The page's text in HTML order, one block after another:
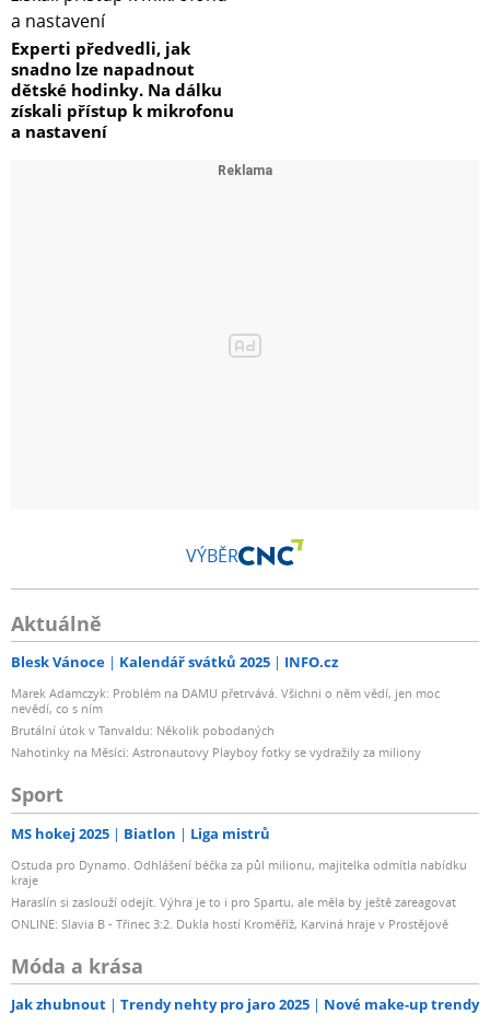
Experti předvedli, jak
snadno lze napadnout
dětské hodinky. Na dálku
získali přístup k mikrofonu
a nastavení
VÝBĚR
Aktuálně
Blesk Vánoce Kalendář svátků 2025 INFO.cz
Marek Adamczyk: Problém na DAMU přetrvává. Všichni o něm vědí, jen moc
nevědí, co s ním
Brutální útok v Tanvaldu: Několik pobodaných
Nahotinky na Měsíci: Astronautovy Playboy fotky se vydražily za miliony
Sport
MS hokej 2025 Biatlon Liga mistrů
Ostuda pro Dynamo. Odhlášení béčka za půl milionu, majitelka odmítla nabídku
kraje
Haraslín si zaslouží odejít. Výhra je to i pro Spartu, ale měla by ještě zareagovat
ONLINE: Slavia B - Třinec 3:2. Dukla hostí Kroměříž, Karviná hraje v Prostějově
Móda a krása
Jak zhubnout Trendy nehty pro jaro 2025 Nové make-up trendy